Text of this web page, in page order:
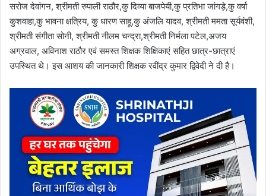
सरोज देवांगन, श्रीमती रुपाली राठौर,कु दिव्या बाजपेयी,कु प्रतिभा जांगड़े,कु वर्षा
कुशवाहा,कु भावना क्षत्रिय, कु धारण साहू,कु अंजलि यादव, श्रीमती ममता सूर्यवंशी,
श्रीमती संगीता सोनी, श्रीमती नीलम चन्द्रा,श्रीमती निर्मला पटेल,अजय
अग्रवाल, अविनाश राठौर एवं समस्त शिक्षक शिक्षिकाएं सहित छात्र-छात्राएं
उपस्थित थे। इस आशय की जानकारी शिक्षक रवींद्र कुमार द्विवेदी ने दी है।